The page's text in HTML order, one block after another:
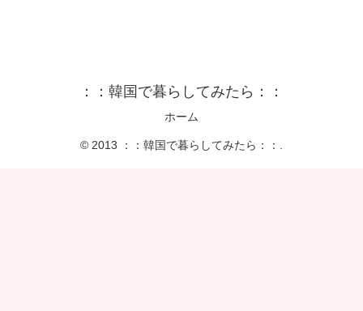
：：韓国で暮らしてみたら：：
ホーム
© 2013 ：：韓国で暮らしてみたら：：.